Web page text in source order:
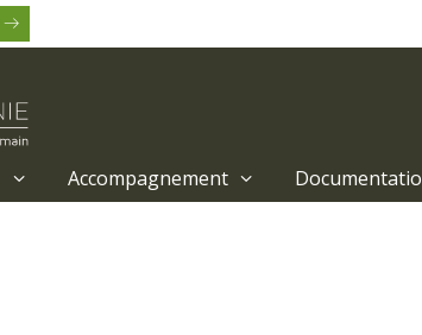
Accompagnement